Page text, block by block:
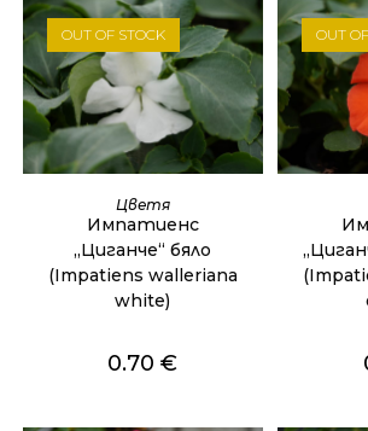
OUT OF STOCK
ОЩЕ
Цветя
Импатиенс
„Циганче“ бяло
(Impatiens walleriana
white)
0.70€
OUT